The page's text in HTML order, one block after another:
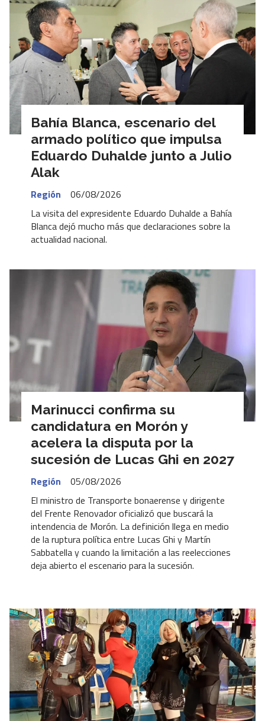
Bahía Blanca, escenario del
armado político que impulsa
Eduardo Duhalde junto a Julio
Alak
Región
06/08/2026
La visita del expresidente Eduardo Duhalde a Bahía
Blanca dejó mucho más que declaraciones sobre la
actualidad nacional.
Marinucci confirma su
candidatura en Morón y
acelera la disputa por la
sucesión de Lucas Ghi en 2027
Región
05/08/2026
El ministro de Transporte bonaerense y dirigente
del Frente Renovador oficializó que buscará la
intendencia de Morón. La definición llega en medio
de la ruptura política entre Lucas Ghi y Martín
Sabbatella y cuando la limitación a las reelecciones
deja abierto el escenario para la sucesión.